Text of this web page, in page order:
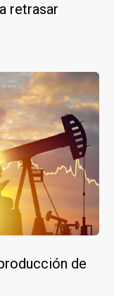
retrasar
de